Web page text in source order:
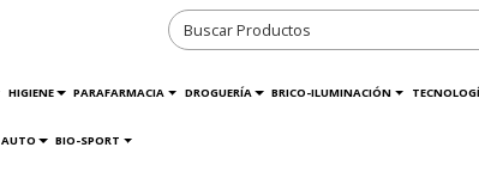
HIGIENE PARAFARMACIA DROGUERÍA BRICO-ILUMINACIÓN
AUTO BIO-SPORT